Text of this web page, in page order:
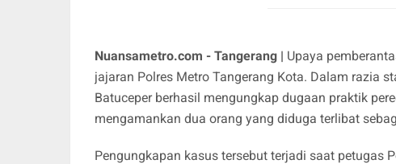
Nuansametro.com - Tangerang | Upaya
jajaran Polres Metro Tangerang Kota. Dalam razia
Batuceper berhasil mengungkap dugaan praktik
mengamankan dua orang yang diduga terlibat
Pengungkapan kasus tersebut terjadi saat petugas